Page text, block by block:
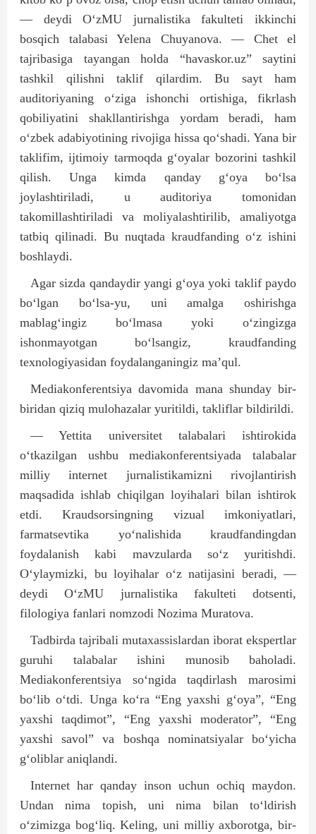
— deydi O‘zMU jurnalistika fakulteti ikkinchi
bosqich talabasi Yelena Chuyanova. — Chet el
tajribasiga tayangan holda “havaskor.uz” saytini
tashkil qilishni taklif qilardim. Bu sayt ham
auditoriyaning o‘ziga ishonchi ortishiga, fikrlash
qobiliyatini shakllantirishga yordam beradi, ham
o‘zbek adabiyotining rivojiga hissa qo‘shadi. Yana bir
taklifim, ijtimoiy tarmoqda g‘oyalar bozorini tashkil
qilish. Unga kimda qanday g‘oya bo‘lsa
joylashtiriladi, u auditoriya tomonidan
takomillashtiriladi va moliyalashtirilib, amaliyotga
tatbiq qilinadi. Bu nuqtada kraudfanding o‘z ishini
boshlaydi.
Agar sizda qandaydir yangi g‘oya yoki taklif paydo
bo‘lgan bo‘lsa-yu, uni amalga oshirishga
mablag‘ingiz bo‘lmasa yoki o‘zingizga
ishonmayotgan bo‘lsangiz, kraudfanding
texnologiyasidan foydalanganingiz ma’qul.
Mediakonferentsiya davomida mana shunday bir-
biridan qiziq mulohazalar yuritildi, takliflar bildirildi.
— Yettita universitet talabalari ishtirokida
o‘tkazilgan ushbu mediakonferentsiyada talabalar
milliy internet jurnalistikamizni rivojlantirish
maqsadida ishlab chiqilgan loyihalari bilan ishtirok
etdi. Kraudsorsingning vizual imkoniyatlari,
farmatsevtika yo‘nalishida kraudfandingdan
foydalanish kabi mavzularda so‘z yuritishdi.
O‘ylaymizki, bu loyihalar o‘z natijasini beradi, —
deydi O‘zMU jurnalistika fakulteti dotsenti,
filologiya fanlari nomzodi Nozima Muratova.
Tadbirda tajribali mutaxassislardan iborat ekspertlar
guruhi talabalar ishini munosib baholadi.
Mediakonferentsiya so‘ngida taqdirlash marosimi
bo‘lib o‘tdi. Unga ko‘ra “Eng yaxshi g‘oya”, “Eng
yaxshi taqdimot”, “Eng yaxshi moderator”, “Eng
yaxshi savol” va boshqa nominatsiyalar bo‘yicha
g‘oliblar aniqlandi.
Internet har qanday inson uchun ochiq maydon.
Undan nima topish, uni nima bilan to‘ldirish
o‘zimizga bog‘liq. Keling, uni milliy axborotga, bir-